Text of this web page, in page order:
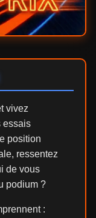
vivez
essais
position
ressentez
de vous
podium ?
: